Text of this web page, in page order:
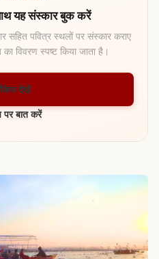
यह संस्कार बुक करें
सहित पवित्र स्थलों पर संस्कार कराए
विवरण स्पष्ट किया जाता है।
देखें
पर बात करें